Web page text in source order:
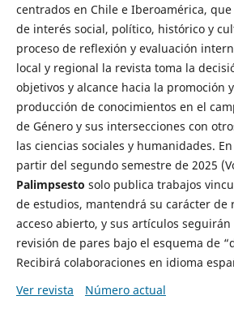
centrados en Chile e Iberoamérica,
de interés social, político, histórico y
proceso de reflexión y evaluación
local y regional la revista toma la
objetivos y alcance hacia la promoción
producción de conocimientos en el
de Género y sus intersecciones con
las ciencias sociales y humanidades.
partir del segundo semestre de 2025
Palimpsesto solo publica trabajos
de estudios, mantendrá su carácter de
acceso abierto, y sus artículos
revisión de pares bajo el esquema de
Recibirá colaboraciones en idioma
Ver revista
Número actual